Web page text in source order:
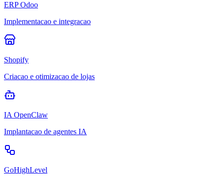
ERP Odoo
Implementacao e integracao
Shopify
Criacao e otimizacao de lojas
IA OpenClaw
Implantacao de agentes IA
GoHighLevel